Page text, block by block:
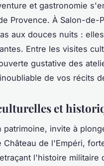
et gastronomie
Provence. À Salon-de-
aux douces nuits :
Entre les visites
gustative des
de vos récits
et
invite à
Château de l'Empéri,
l'histoire militaire